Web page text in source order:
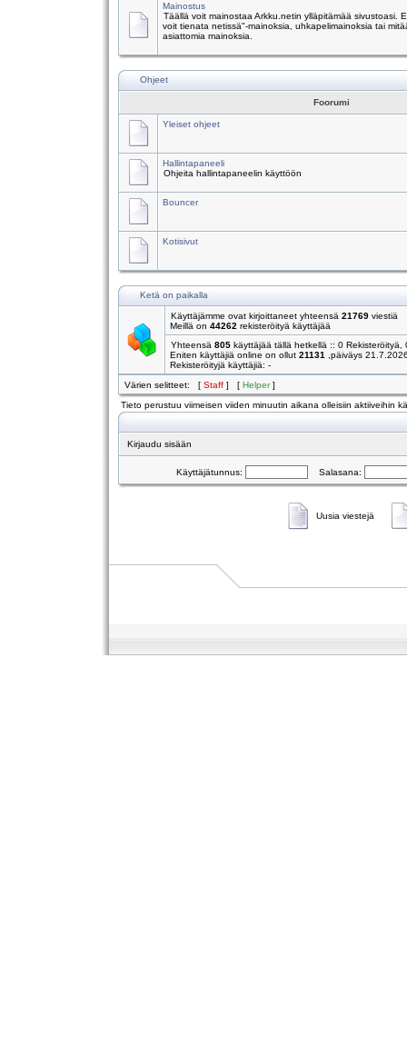
Mainostus
Täällä voit mainostaa Arkku.netin ylläpitämää sivustoasi.
voit tienata netissä"-mainoksia, uhkapelimainoksia tai
asiattomia mainoksia.
Ohjeet
Foorumi
Yleiset ohjeet
Hallintapaneeli
Ohjeita hallintapaneelin käyttöön
Bouncer
Kotisivut
Ketä on paikalla
Käyttäjämme ovat kirjoittaneet yhteensä 21769 viestiä
Meillä on 44262 rekisteröityä käyttäjää
Yhteensä 805 käyttäjää tällä hetkellä :: 0
Eniten käyttäjiä online on ollut 21131
,päiväys
Rekisteröityjä käyttäjiä: -
Värien selitteet: [ Staff ] [ Helper]
Tieto perustuu viimeisen viiden minuutin aikana olleisiin aktiiveihin
Kirjaudu sisään
Käyttäjätunnus: Salasana:
Uusia viestejä